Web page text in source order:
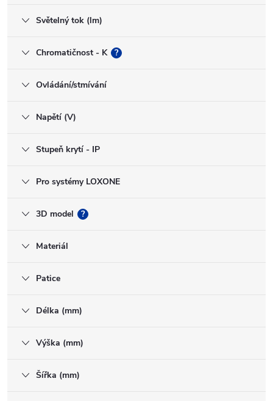
Světelný tok (lm)
Chromatičnost - K ?
Ovládání/stmívání
Napětí (V)
Stupeň krytí - IP
Pro systémy LOXONE
3D model ?
Materiál
Patice
Délka (mm)
Výška (mm)
Šířka (mm)